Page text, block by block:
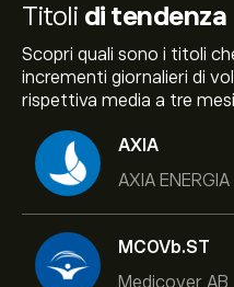
Titoli di tendenza
Scopri quali sono i titoli
incrementi giornalieri di
rispettiva media a tre
AXIA
AXIA
MCOVb.ST
Medicover AB